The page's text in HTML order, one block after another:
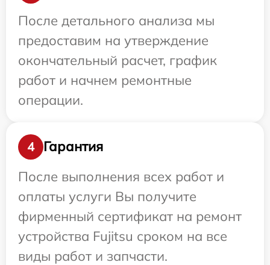
После детального анализа мы
предоставим на утверждение
окончательный расчет, график
работ и начнем ремонтные
операции.
4
Гарантия
После выполнения всех работ и
оплаты услуги Вы получите
фирменный сертификат на ремонт
устройства Fujitsu сроком на все
виды работ и запчасти.